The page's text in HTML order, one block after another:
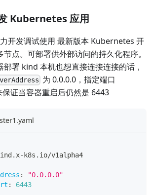
Kubernetes 应用
开发调试使用 最新版本 Kubernetes 开
点。可部署供外部访问的持久化程序。
部署 kind 本机也想直接连接连接的话，
为 0.0.0.0，指定端口
证当容器重启后仍然是 6443
- k8s.io/v1alpha4
:
"0.0.0.0"
:
6443